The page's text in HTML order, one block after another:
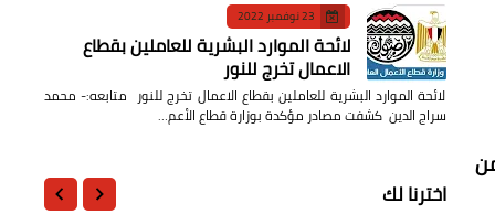
23 نوفمبر 2022
لائحة الموارد البشرية للعاملين بقطاع
الاعمال تخرج للنور
لائحة الموارد البشرية للعاملين بقطاع الاعمال تخرج للنور متابعه:- محمد
سراج الدين كشفت مصادر مؤكدة بوزارة قطاع الأعم…
اخترنا لك